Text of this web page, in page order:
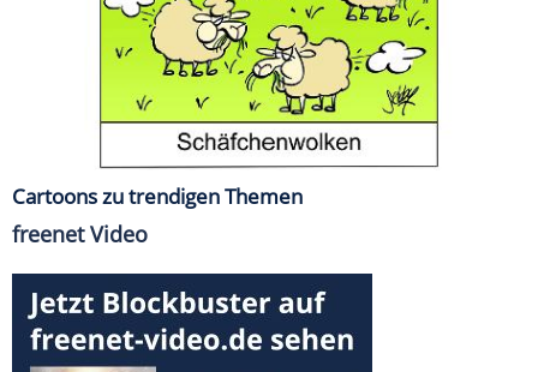
Cartoons zu trendigen Themen
freenet Video